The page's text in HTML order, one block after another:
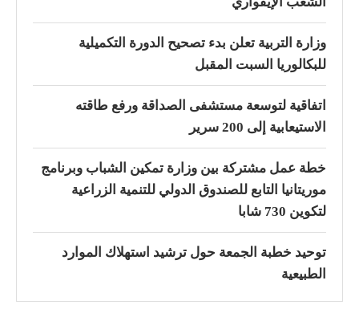
وزارة التربية تعلن بدء تصحيح الدورة التكميلية
للبكالوريا السبت المقبل
اتفاقية لتوسعة مستشفى الصداقة ورفع طاقته
الاستيعابية إلى 200 سرير
خطة عمل مشتركة بين وزارة تمكين الشباب وبرنامج
موريتانيا التابع للصندوق الدولي للتنمية الزراعية
لتكوين 730 شابا
توحيد خطبة الجمعة حول ترشيد استهلاك الموارد
الطبيعية